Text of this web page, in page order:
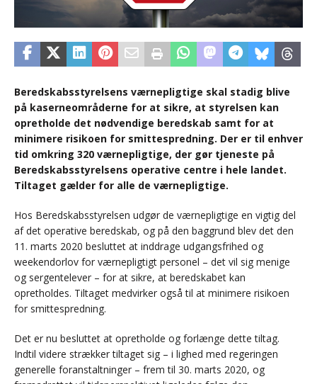
Beredskabsstyrelsens værnepligtige skal stadig blive
på kaserneområderne for at sikre, at styrelsen kan
opretholde det nødvendige beredskab samt for at
minimere risikoen for smittespredning. Der er til enhver
tid omkring 320 værnepligtige, der gør tjeneste på
Beredskabsstyrelsens operative centre i hele landet.
Tiltaget gælder for alle de værnepligtige.
Hos Beredskabsstyrelsen udgør de værnepligtige en vigtig del
af det operative beredskab, og på den baggrund blev det den
11. marts 2020 besluttet at inddrage udgangsfrihed og
weekendorlov for værnepligtigt personel – det vil sig menige
og sergentelever – for at sikre, at beredskabet kan
opretholdes. Tiltaget medvirker også til at minimere risikoen
for smittespredning.
Det er nu besluttet at opretholde og forlænge dette tiltag.
Indtil videre strækker tiltaget sig – i lighed med regeringen
generelle foranstaltninger – frem til 30. marts 2020, og